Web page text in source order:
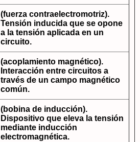
(fuerza contraelectromotriz).
Tensión inducida que se opone
a la tensión aplicada en un
circuito.
(acoplamiento magnético).
Interacción entre circuitos a
través de un campo magnético
común.
(bobina de inducción).
Dispositivo que eleva la tensión
mediante inducción
electromagnética.